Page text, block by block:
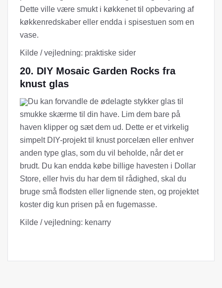
Dette ville være smukt i køkkenet til opbevaring af
køkkenredskaber eller endda i spisestuen som en
vase.
Kilde / vejledning: praktiske sider
20. DIY Mosaic Garden Rocks fra
knust glas
Du kan forvandle de ødelagte stykker glas til
smukke skærme til din have. Lim dem bare på
haven klipper og sæt dem ud. Dette er et virkelig
simpelt DIY-projekt til knust porcelæn eller enhver
anden type glas, som du vil beholde, når det er
brudt. Du kan endda købe billige havesten i Dollar
Store, eller hvis du har dem til rådighed, skal du
bruge små flodsten eller lignende sten, og projektet
koster dig kun prisen på en fugemasse.
Kilde / vejledning: kenarry